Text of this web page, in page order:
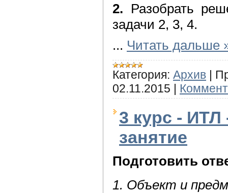
2. Разобрать
задачи 2, 3, 4.
... Читать дальше
Категория: Архив |
02.11.2015 |
3 курс - ИТЛ
занятие
Подготовить
1. Объект и